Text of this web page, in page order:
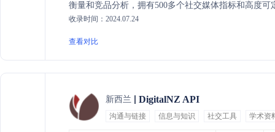
衡量和竞品分析，拥有500多个社交媒体指标和高度
务，确保数据的灵活性和安全性。通过Facelift Data
收录时间：2024.07.24
查看对比
新西兰 DigitalNZ API
沟通与链接 信息与知识 社交工具 学术资